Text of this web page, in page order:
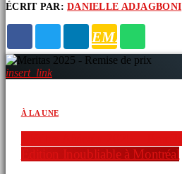
ÉCRIT PAR:DANIELLE ADJAGBONI
EMAIL
insert_link
À LA UNE
Édition Inoubliable à Montréal